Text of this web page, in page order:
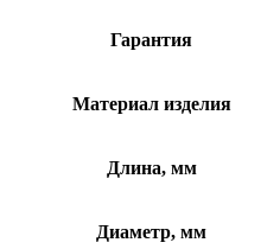
Гарантия
Материал изделия
Длина, мм
Диаметр, мм